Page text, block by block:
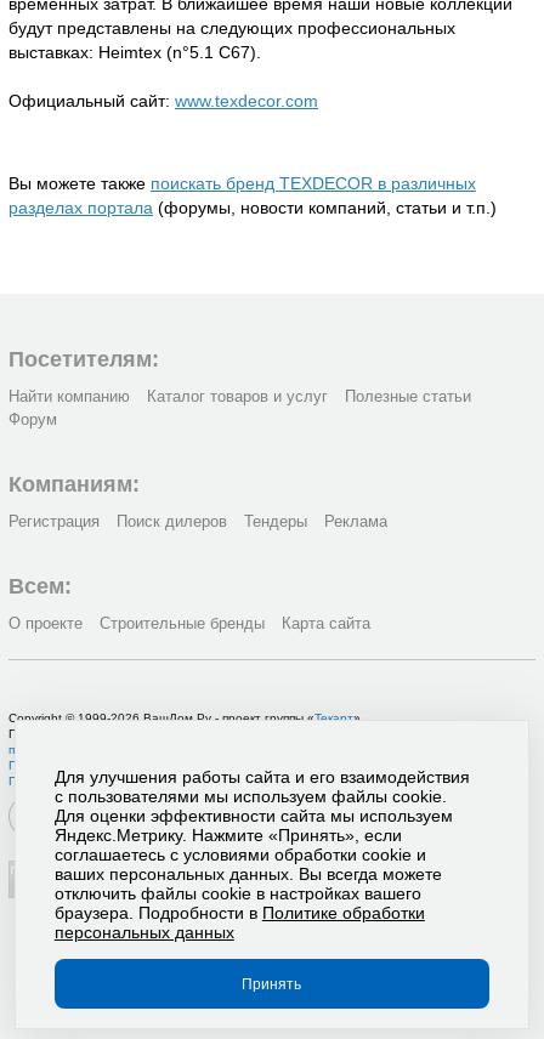
будут представлены на следующих профессиональных
выставках: Heimtex (n°5.1 С67).
Официальный сайт: www.texdecor.com
Вы можете также поискать бренд TEXDECOR в различных
разделах портала (форумы, новости компаний, статьи и т.п.)
Посетителям:
Найти компанию Каталог товаров и услуг
Полезные статьи
Форум
Компаниям:
Регистрация Поиск дилеров Тендеры Реклама
Всем:
О проекте Строительные бренды Карта сайта
Copyright © 1999-2026 ВашДом.Ру - проект группы «Текарт»
По вопросам связанным с работой портала вы можете связаться с нашей
поддержки
Политика в отношении обработки персональных данных
Пользовательское соглашение
Для улучшения работы сайта и его взаимодействия
с пользователями мы используем файлы cookie.
Для оценки эффективности сайта мы используем
Яндекс.Метрику. Нажмите «Принять», если
соглашаетесь с условиями обработки cookie и
ваших персональных данных. Вы всегда можете
отключить файлы cookie в настройках вашего
браузера. Подробности в Политике обработки
персональных данных
Принять